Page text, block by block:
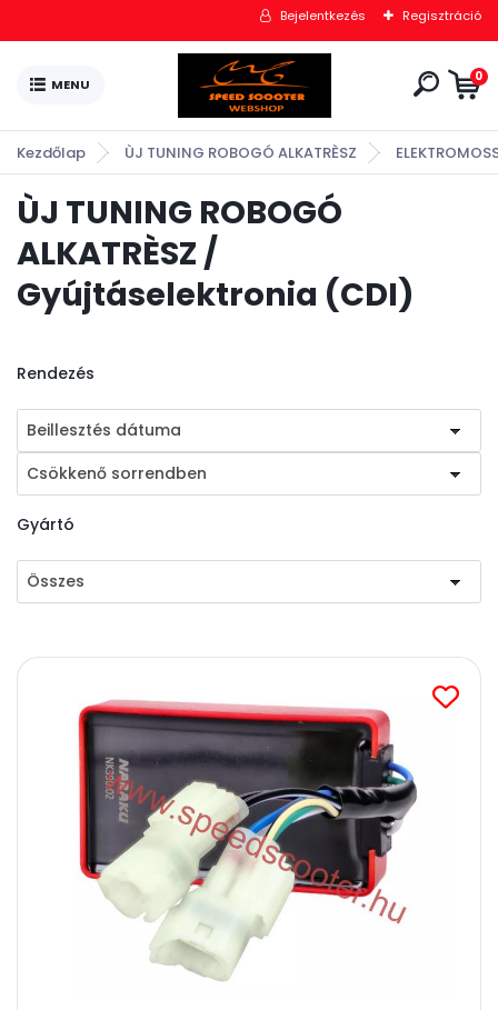
Bejelentkezés Regisztráció
0
Kezdőlap ÙJ TUNING ROBOGÓ ALKATRÈSZ
ÙJ TUNING ROBOGÓ
ALKATRÈSZ /
Gyújtáselektronia (CDI)
Rendezés
Beillesztés dátuma
Csökkenő sorrendben
Gyártó
Összes